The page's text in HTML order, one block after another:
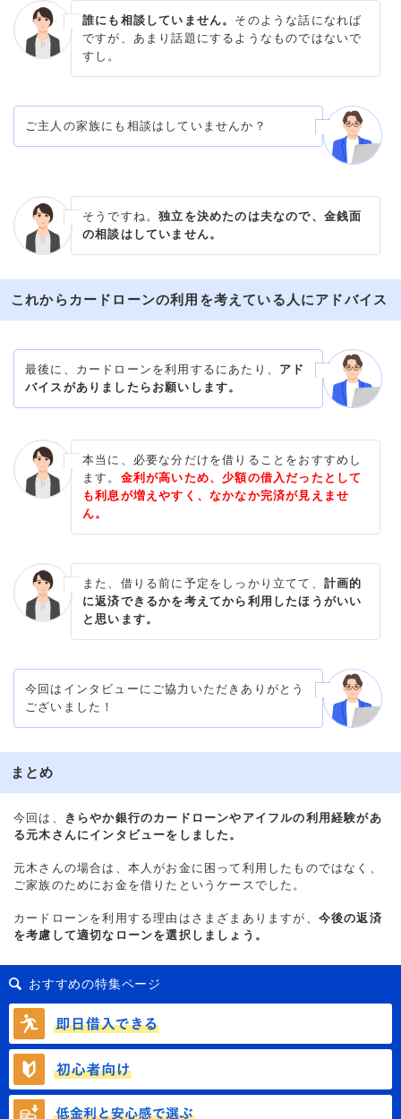
誰にも相談していません。 そのような話になれば
ですが、あまり話題にするようなものではないで
すし。
ご主人の家族にも相談はしていませんか？
そうですね。独立を決めたのは夫なので、金銭面
の相談はしていません。
これからカードローンの利用を考えている人にアドバイス
最後に、カードローンを利用するにあたり、 アド
バイスがありましたらお願いします。
本当に、必要な分だけを借りることをおすすめし
ます。 金利が高いため、少額の借入だったとして
も利息が増えやすく、なかなか完済が見えませ
ん。
また、借りる前に予定をしっかり立てて、 計画的
に返済できるかを考えてから利用したほうがいい
と思います。
今回はインタビューにご協力いただきありがとう
ございました！
まとめ
今回は、
きらやか銀行のカードローンやアイフルの利用経験があ
る元木さんにインタビューをしました。
元木さんの場合は、本人がお金に困って利用したものではなく、
ご家族のためにお金を借りたというケースでした。
カードローンを利用する理由はさまざまありますが、 今後の返済
を考慮して適切なローンを選択しましょう。
おすすめの特集ページ